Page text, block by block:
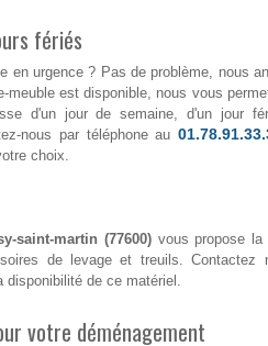
fériés
en urgence ? Pas de problème, nous
meuble est disponible, nous vous
d'un jour de semaine, d'un jour
nous par téléphone au
choix.
saint-martin (77600)vous propose la
de levage et treuils. Contactez
disponibilité de ce matériel.
votre déménagement